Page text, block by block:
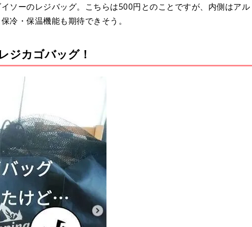
ソーのレジバッグ。こちらは500円とのことですが、内側はアル
冷・保温機能も期待できそう。
ジカゴバッグ！